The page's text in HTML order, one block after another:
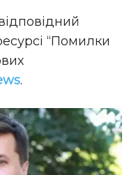
“Помилки
.